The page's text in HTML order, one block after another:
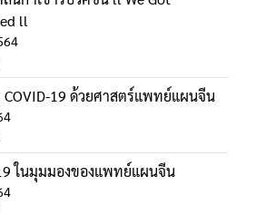
ll
COVID-19 ด้วยศาสตร์แพทย์แผนจีน
ในมุมมองของแพทย์แผนจีน